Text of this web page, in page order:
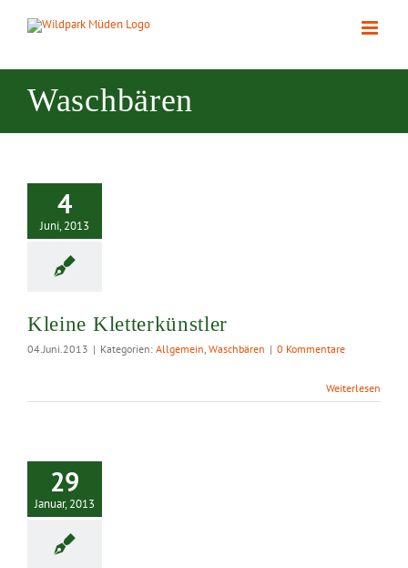
Waschbären
4
Juni, 2013
Kleine Kletterkünstler
04.Juni.2013 | Kategorien: Allgemein, Waschbären | 0 Kommentare
Weiterlesen
29
Januar, 2013